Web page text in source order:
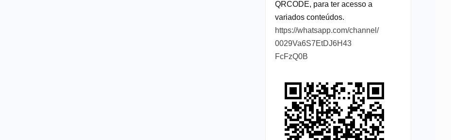
QRCODE, para ter acesso a
variados conteúdos.
https://whatsapp.com/channel/
0029Va6S7EtDJ6H43
FcFzQ0B